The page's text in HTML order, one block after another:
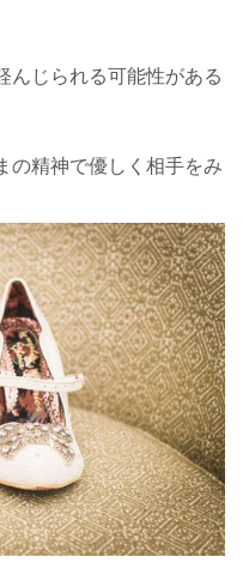
んじられる可能性がある
の精神で優しく相手をみ